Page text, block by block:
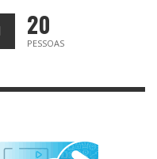
20
PESSOAS